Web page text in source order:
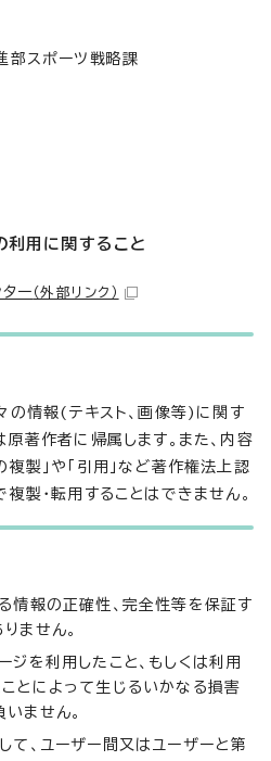
部スポーツ戦略課
用に関すること
ー （外部リンク）
の情報(テキスト、画像等)に関す
著作者に帰属します。また、内容
製」や「引用」など著作権法上認
製・転用することはできません。
情報の正確性、完全性等を保証す
ません。
ジを利用したこと、もしくは利用
とによって生じるいかなる損害
ません。
て、ユーザー間又はユーザーと第